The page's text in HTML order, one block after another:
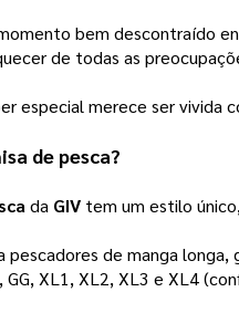
bem descontraído
de todas as
especial merece ser vivida
de pesca?
da GIV tem um estilo
pescadores de manga
GG, XL1, XL2, XL3 e XL4